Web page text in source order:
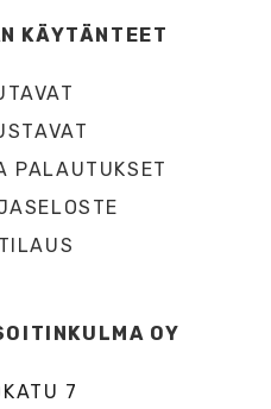
KÄYTÄNTEET
PALAUTUKSET
OY
7